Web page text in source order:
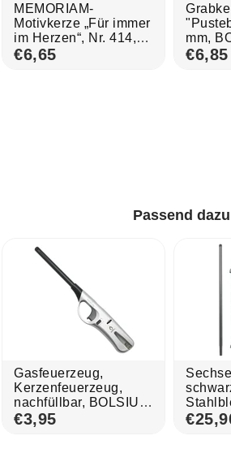
MEMORIAM-
Motivkerze „Für immer
im Herzen“, Nr. 414,
AETERNA, mit
Golddeckel, 75/170
€6,65
mm,
€6,85
Passend dazu
Gasfeuerzeug,
Kerzenfeuerzeug,
nachfüllbar, BOLSIUS,
mit regulierbarer
Flamme
€3,95